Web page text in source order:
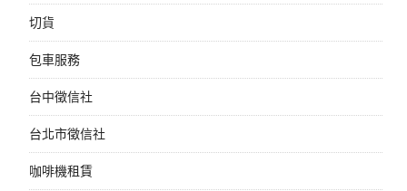
切貨
包車服務
台中徵信社
台北市徵信社
咖啡機租賃